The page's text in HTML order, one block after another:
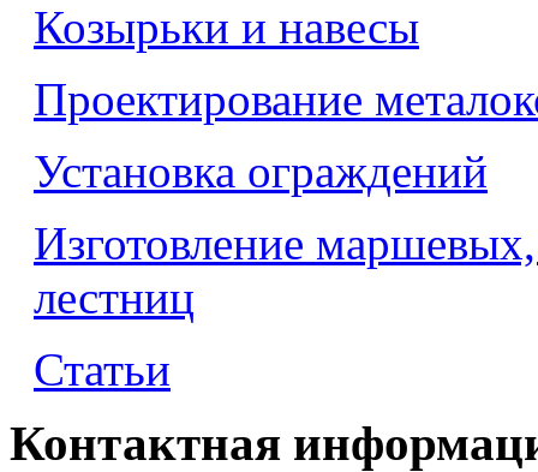
Козырьки и навесы
Проектирование
Установка ограждений
Изготовление
лестниц
Статьи
Контактная